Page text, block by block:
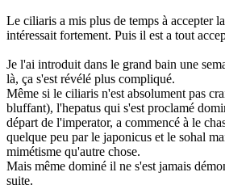
Le ciliaris a mis plus de temps à accepter
intéressait fortement. Puis il est a tout
Je l'ai introduit dans le grand bain une
là, ça s'est révélé plus compliqué.
Même si le ciliaris n'est absolument pas
bluffant), l'hepatus qui s'est proclamé
départ de l'imperator, a commencé à le
quelque peu par le japonicus et le sohal
mimétisme qu'autre chose.
Mais même dominé il ne s'est jamais
suite.